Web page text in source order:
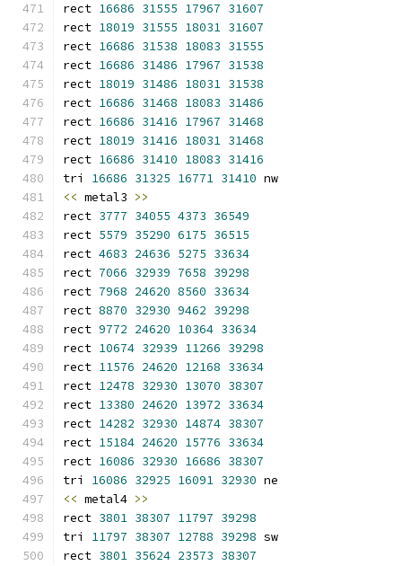
rect 16686 31555 17967 31607
rect 18019 31555 18031 31607
rect 16686 31538 18083 31555
rect 16686 31486 17967 31538
rect 18019 31486 18031 31538
rect 16686 31468 18083 31486
rect 16686 31416 17967 31468
rect 18019 31416 18031 31468
rect 16686 31410 18083 31416
tri 16686 31325 16771 31410 nw
<< metal3 >>
rect 3777 34055 4373 36549
rect 5579 35290 6175 36515
rect 4683 24636 5275 33634
rect 7066 32939 7658 39298
rect 7968 24620 8560 33634
rect 8870 32930 9462 39298
rect 9772 24620 10364 33634
rect 10674 32939 11266 39298
rect 11576 24620 12168 33634
rect 12478 32930 13070 38307
rect 13380 24620 13972 33634
rect 14282 32930 14874 38307
rect 15184 24620 15776 33634
rect 16086 32930 16686 38307
tri 16086 32925 16091 32930 ne
<< metal4 >>
rect 3801 38307 11797 39298
tri 11797 38307 12788 39298 sw
rect 3801 35624 23573 38307